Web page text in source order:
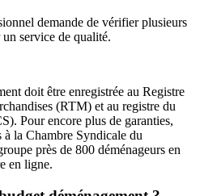
demande de vérifier plusieurs
service de qualité.
doit être enregistrée au Registre
(RTM) et au registre du
Pour encore plus de garanties,
la Chambre Syndicale du
près de 800 déménageurs en
en ligne.